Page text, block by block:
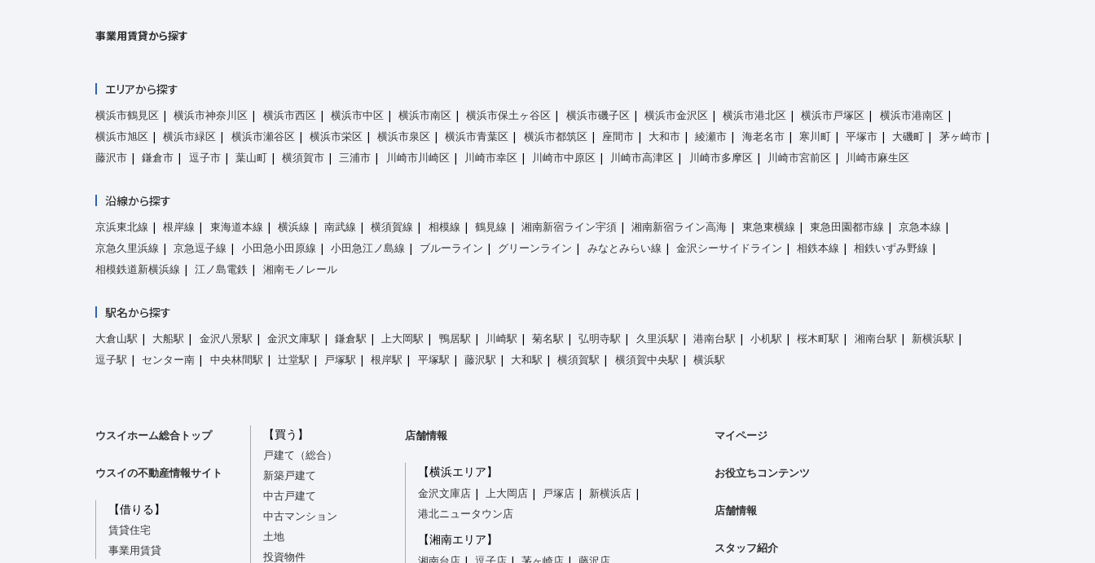
事業用賃貸から探す
エリアから探す
横浜市鶴見区 横浜市神奈川区 横浜市西区 横浜市中区 横浜市南区 横浜市保土ヶ谷区 横浜市磯子区 横浜市金沢区 横浜市港北区 横浜市戸塚区
横浜市港南区
横浜市旭区
横浜市緑区 横浜市瀬谷区 横浜市栄区 横浜市泉区 横浜市青葉区 横浜市都筑区 座間市 大和市 綾瀬市 海老名市 寒川町 平塚市 大磯町
茅ヶ崎市
藤沢市
鎌倉市 逗子市 葉山町 横須賀市 三浦市 川崎市川崎区 川崎市幸区 川崎市中原区 川崎市高津区 川崎市多摩区 川崎市宮前区 川崎市麻生区
沿線から探す
京浜東北線 根岸線 東海道本線 横浜線 南武線 横須賀線 相模線 鶴見線 湘南新宿ライン宇須 湘南新宿ライン高海 東急東横線 東急田園都市線
京急本線
京急久里浜線
京急逗子線 小田急小田原線 小田急江ノ島線 ブルーライン グリーンライン みなとみらい線 金沢シーサイドライン 相鉄本線
相鉄いずみ野線
相模鉄道新横浜線
江ノ島電鉄 湘南モノレール
駅名から探す
大倉山駅 大船駅 金沢八景駅 金沢文庫駅 鎌倉駅 上大岡駅 鴨居駅 川崎駅 菊名駅 弘明寺駅 久里浜駅 港南台駅 小机駅 桜木町駅 湘南台駅
新横浜駅
逗子駅
センター南 中央林間駅 辻堂駅 戸塚駅 根岸駅 平塚駅 藤沢駅 大和駅 横須賀駅 横須賀中央駅 横浜駅
ウスイホーム総合トップ
ウスイの不動産情報サイト
【借りる】
賃貸住宅
事業用賃貸
【買う】
戸建て（総合）
新築戸建て
中古戸建て
中古マンション
土地
投資物件
店舗情報
【横浜エリア】
金沢文庫店 上大岡店 戸塚店
新横浜店
港北ニュータウン店
【湘南エリア】
マイページ
お役立ちコンテンツ
店舗情報
スタッフ紹介